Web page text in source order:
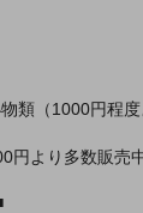
類（1000円程度
円より多数販売中